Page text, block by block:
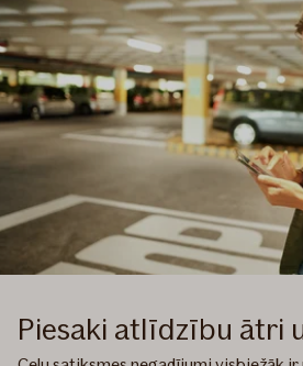
Piesaki atlīdzību ātri